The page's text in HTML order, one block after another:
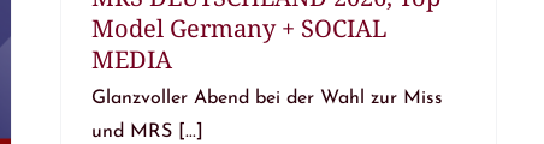
Model Germany + SOCIAL
MEDIA
Glanzvoller Abend bei der Wahl zur Miss
und MRS [...]